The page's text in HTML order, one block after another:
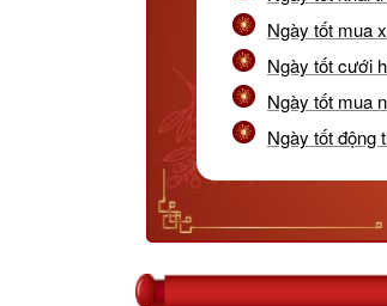
Ngày tốt mua
Ngày tốt cưới
Ngày tốt mua
Ngày tốt động